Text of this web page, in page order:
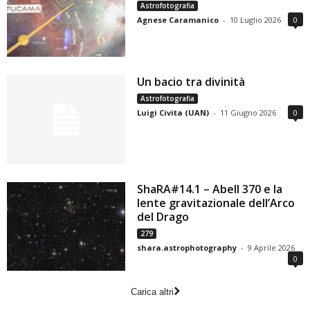
Astrofotografia
Agnese Caramanico - 10 Luglio 2026 0
Un bacio tra divinità
Astrofotografia
Luigi Civita (UAN) - 11 Giugno 2026 0
ShaRA#14.1 – Abell 370 e la
lente gravitazionale dell’Arco
del Drago
279
shara.astrophotography - 9 Aprile 2026
0
Carica altri